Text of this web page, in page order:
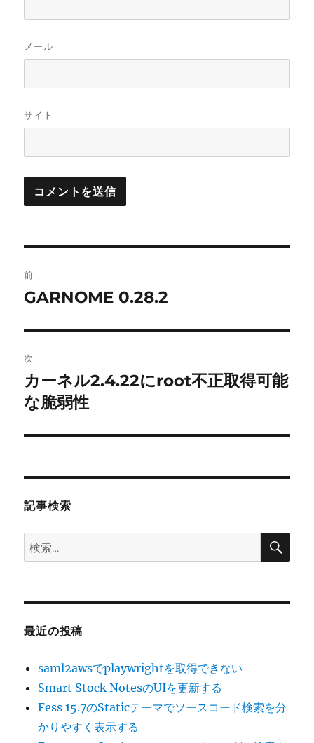
メール
サイト
稿
ビ
ゲ
ー
シ
ン
前
前
投
稿:
GARNOME 0.28.2
次
次
の
稿:
カーネル2.4.22にroot不正取得可能
な脆弱性
記事検索
検
索:
検
最近の投稿
saml2awsでplaywrightを取得できない
Smart Stock NotesのUIを更新する
Fess 15.7のStaticテーマでソースコード検索を分
かりやすく表示する